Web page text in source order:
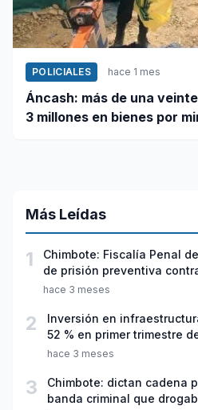
POLICIALES hace 1 mes
Áncash: más de una
3 millones en bienes por
Más Leídas
1
Chimbote: Fiscalía Penal
de prisión preventiva
violación sexual y tentativa
hace 3 meses
2
Inversión en
52 % en primer trimestre
hace 3 meses
3
Chimbote: dictan cadena
banda criminal que